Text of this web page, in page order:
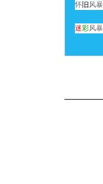
怀 旧 风暴
迷彩风暴